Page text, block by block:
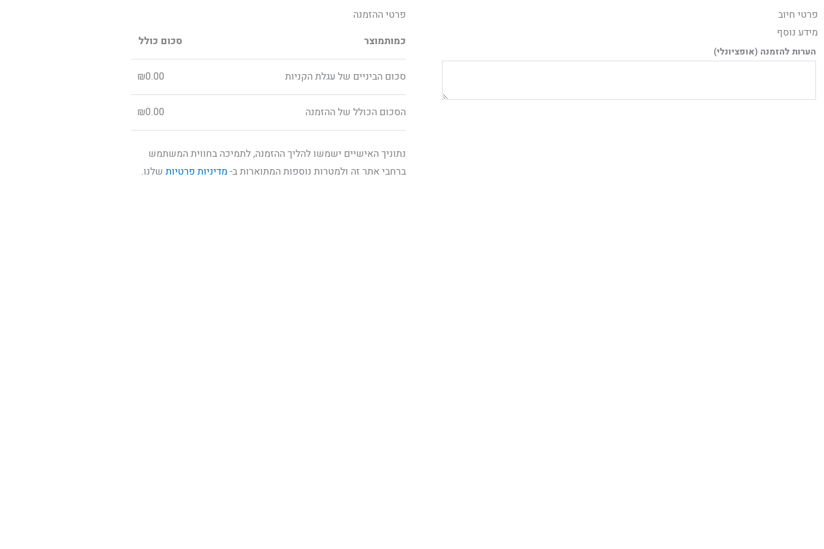
פרטי חיוב‫
מידע נוסף
הערות להזמנה (אופציונלי)
פרטי ההזמנה
מוצרכמות סכום כולל
סכום הביניים של עגלת הקניות ₪0.00
הסכום הכולל של ההזמנה ₪0.00
נתוניך האישיים ישמשו להליך ההזמנה, לתמיכה בחווית המשתמש
ברחבי אתר זה ולמטרות נוספות המתוארות ב- מדיניות פרטיות שלנו.